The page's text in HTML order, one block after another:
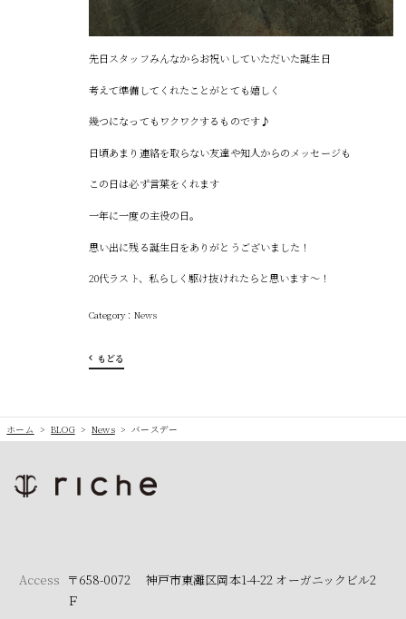
先日スタッフみんなからお祝いしていただいた誕生日
考えて準備してくれたことがとても嬉しく
幾つになってもワクワクするものです♪
日頃あまり連絡を取らない友達や知人からのメッセージも
この日は必ず言葉をくれます
一年に一度の主役の日。
思い出に残る誕生日をありがとうございました！
20代ラスト、私らしく駆け抜けれたらと思います〜！
News
もどる
ホーム >BLOG>News>バースデー
Access 〒658-0072 神戸市東灘区岡本1-4-22 オーガニックビル2
Ｆ